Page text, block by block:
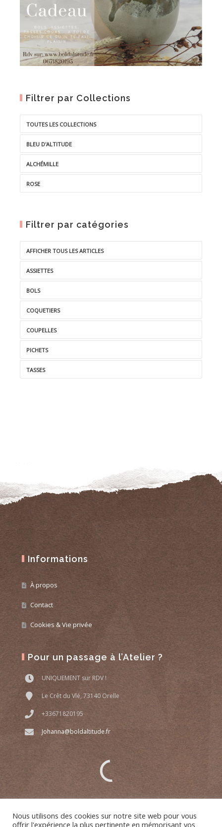
Filtrer par Collections
TOUTES LES COLLECTIONS
BLEU D'ALTITUDE
ALCHÉMILLE
ROSE
Filtrer par catégories
AFFICHER TOUS LES ARTICLES
ASSIETTES
BOLS
COQUETIERS
COUPELLES
PICHETS
TASSES
Informations
À propos
Contact
Cookies & Vie privée
Pour un passage à l’Atelier ?
UNIQUEMENT sur RDV !
Le Crêt du Vlé, 73140 Orelle
+33671820195
Johanna@boldaltitude.fr
Nous utilisons des cookies sur notre site web pour vous
offrir l'expérience la plus pertinente en mémorisant vos